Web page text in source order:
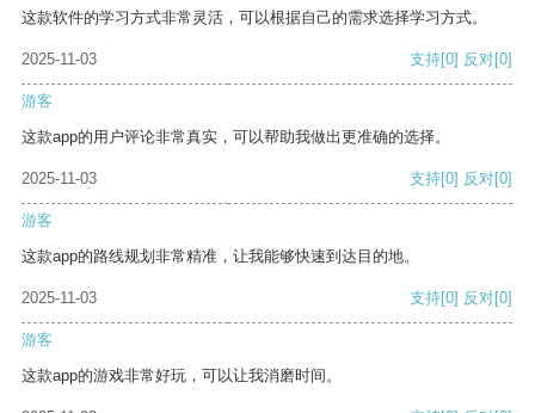
这款软件的学习方式非常灵活，可以根据自己的需求选择学习方式。
2025-11-03 支持[0] 反对[0]
游客
这款app的用户评论非常真实，可以帮助我做出更准确的选择。
2025-11-03 支持[0] 反对[0]
游客
这款app的路线规划非常精准，让我能够快速到达目的地。
2025-11-03 支持[0] 反对[0]
游客
这款app的游戏非常好玩，可以让我消磨时间。